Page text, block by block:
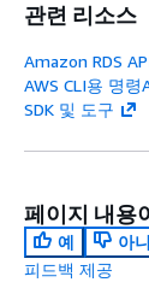
관련 리소스
Amazon RDS
AWS CLI용 명령
SDK 및 도구
페이지 내용
예
아
피드백 제공